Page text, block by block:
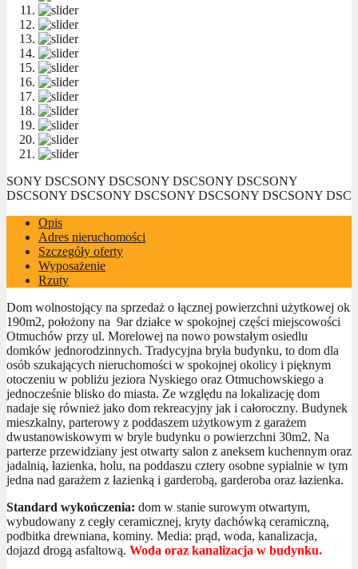
SONY DSCSONY DSCSONY DSCSONY DSCSONY
DSCSONY DSCSONY DSCSONY DSCSONY DSCSONY DSC
Opis
Adres nieruchomości
Szczegóły oferty
Wyposażenie
Rzuty
Dom wolnostojący na sprzedaż o łącznej powierzchni użytkowej ok
190m2, położony na 9ar działce w spokojnej części miejscowości
Otmuchów przy ul. Morelowej na nowo powstałym osiedlu
domków jednorodzinnych. Tradycyjna bryła budynku, to dom dla
osób szukających nieruchomości w spokojnej okolicy i pięknym
otoczeniu w pobliżu jeziora Nyskiego oraz Otmuchowskiego a
jednocześnie blisko do miasta. Ze względu na lokalizację dom
nadaje się również jako dom rekreacyjny jak i całoroczny. Budynek
mieszkalny, parterowy z poddaszem użytkowym z garażem
dwustanowiskowym w bryle budynku o powierzchni 30m2. Na
parterze przewidziany jest otwarty salon z aneksem kuchennym oraz
jadalnią, łazienka, holu, na poddaszu cztery osobne sypialnie w tym
jedna nad garażem z łazienką i garderobą, garderoba oraz łazienka.
Standard wykończenia: dom w stanie surowym otwartym,
wybudowany z cegły ceramicznej, kryty dachówką ceramiczną,
podbitka drewniana, kominy. Media: prąd, woda, kanalizacja,
dojazd drogą asfaltową. Woda oraz kanalizacja w budynku.